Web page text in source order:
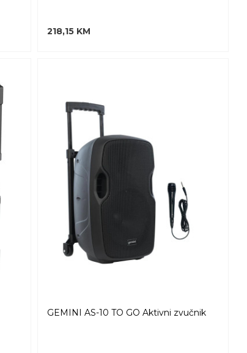
218,15 KM
GEMINI AS-10 TO GO Aktivni zvučnik